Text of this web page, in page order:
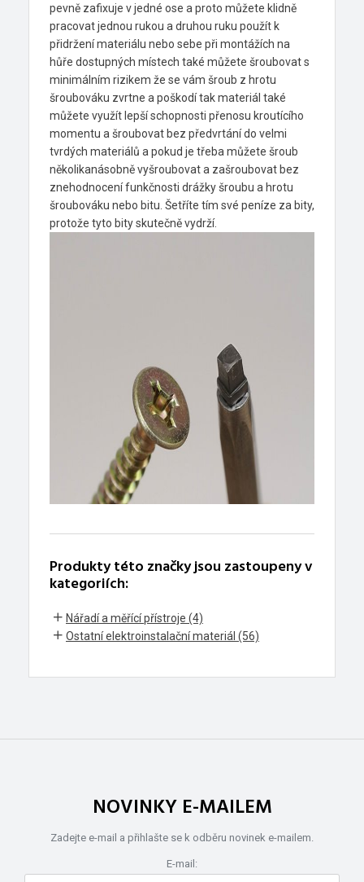
pevně zafixuje v jedné ose a proto můžete klidně
pracovat jednou rukou a druhou ruku použít k
přidržení materiálu nebo sebe při montážích na
hůře dostupných místech také můžete šroubovat s
minimálním rizikem že se vám šroub z hrotu
šroubováku zvrtne a poškodí tak materiál také
můžete využít lepší schopnosti přenosu kroutícího
momentu a šroubovat bez předvrtání do velmi
tvrdých materiálů a pokud je třeba můžete šroub
několikanásobně vyšroubovat a zašroubovat bez
znehodnocení funkčnosti drážky šroubu a hrotu
šroubováku nebo bitu. Šetříte tím své peníze za bity,
protože tyto bity skutečně vydrží.
Produkty této značky jsou zastoupeny v
kategoriích:
Nářadí a měřící přístroje (4)
Ostatní elektroinstalační materiál (56)
NOVINKY E-MAILEM
Zadejte e-mail a přihlašte se k odběru novinek e-mailem.
E-mail: